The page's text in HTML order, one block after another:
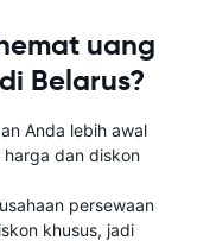
uang
Belarus?
Anda lebih awal
dan diskon
persewaan
khusus, jadi